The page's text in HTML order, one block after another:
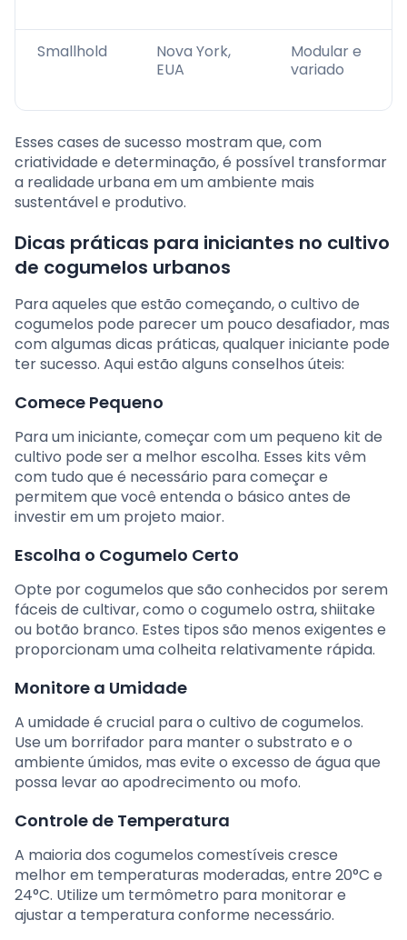
Smallhold
Nova York,
EUA
Modular e
variado
Esses cases de sucesso mostram que, com
criatividade e determinação, é possível transformar
a realidade urbana em um ambiente mais
sustentável e produtivo.
Dicas práticas para iniciantes no cultivo
de cogumelos urbanos
Para aqueles que estão começando, o cultivo de
cogumelos pode parecer um pouco desafiador, mas
com algumas dicas práticas, qualquer iniciante pode
ter sucesso. Aqui estão alguns conselhos úteis:
Comece Pequeno
Para um iniciante, começar com um pequeno kit de
cultivo pode ser a melhor escolha. Esses kits vêm
com tudo que é necessário para começar e
permitem que você entenda o básico antes de
investir em um projeto maior.
Escolha o Cogumelo Certo
Opte por cogumelos que são conhecidos por serem
fáceis de cultivar, como o cogumelo ostra, shiitake
ou botão branco. Estes tipos são menos exigentes e
proporcionam uma colheita relativamente rápida.
Monitore a Umidade
A umidade é crucial para o cultivo de cogumelos.
Use um borrifador para manter o substrato e o
ambiente úmidos, mas evite o excesso de água que
possa levar ao apodrecimento ou mofo.
Controle de Temperatura
A maioria dos cogumelos comestíveis cresce
melhor em temperaturas moderadas, entre 20°C e
24°C. Utilize um termômetro para monitorar e
ajustar a temperatura conforme necessário.